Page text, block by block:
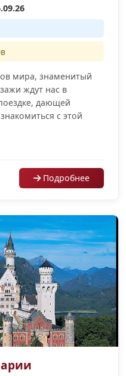
мира, знаменитый
ждут нас в
дающей
с этой
Подробнее